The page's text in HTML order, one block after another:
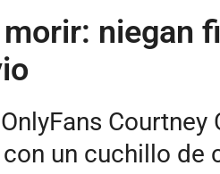
niegan
un cuchillo